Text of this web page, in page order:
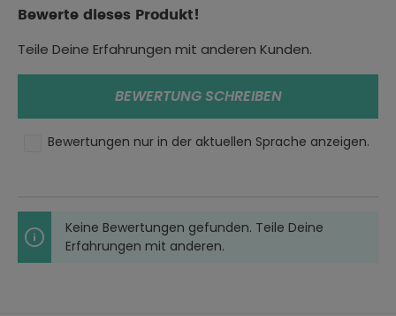
17092 -4)
1621-1: 2013) (enthalten)
Abnehmbare Schulterprotektoren Alpha, Level 1 (EN
1621-1: 2013) (enthalten)
Farbe:
khaki/schwarz
Größe:
Durchschnittliche Bewertung von 0 von 5 Sternen
Bewerte dieses Produkt!
Teile Deine Erfahrungen mit anderen Kunden.
BEWERTUNG SCHREIBEN
Bewertungen nur in der aktuellen Sprache anzeigen.
Keine Bewertungen gefunden. Teile Deine
Erfahrungen mit anderen.